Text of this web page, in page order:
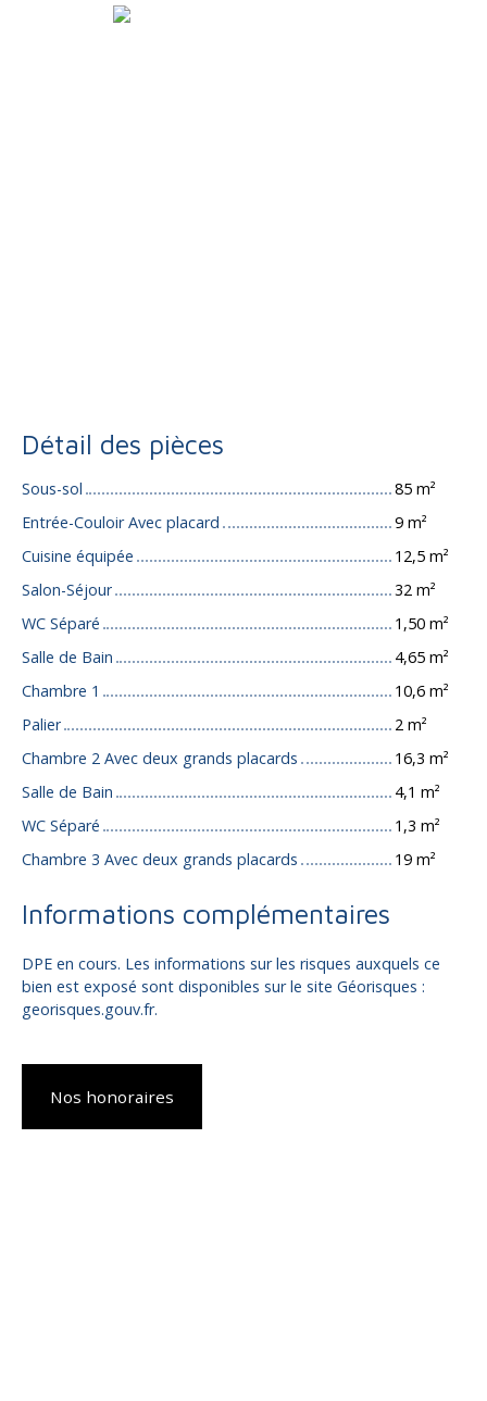
Détail des pièces
Sous-sol
85 m²
Entrée-Couloir Avec placard
9 m²
Cuisine équipée
12,5 m²
Salon-Séjour
32 m²
WC Séparé
1,50 m²
Salle de Bain
4,65 m²
Chambre 1
10,6 m²
Palier
2 m²
Chambre 2 Avec deux grands placards
16,3 m²
Salle de Bain
4,1 m²
WC Séparé
1,3 m²
Chambre 3 Avec deux grands placards
19 m²
Informations complémentaires
DPE en cours. Les informations sur les risques auxquels ce
bien est exposé sont disponibles sur le site Géorisques :
georisques.gouv.fr.
Nos honoraires